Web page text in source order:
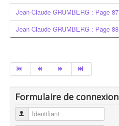
Jean-Claude GRUMBERG : Page 87
Jean-Claude GRUMBERG : Page 88
Formulaire de connexion
Identifiant